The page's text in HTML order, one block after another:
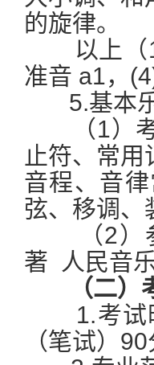
的旋律。
以上（1
准音 a1，
5.基本乐
（1）考
止符、常
音程、音
弦、移调、
（2）参
著 人民音
（二）
1.考试时
（笔试）90